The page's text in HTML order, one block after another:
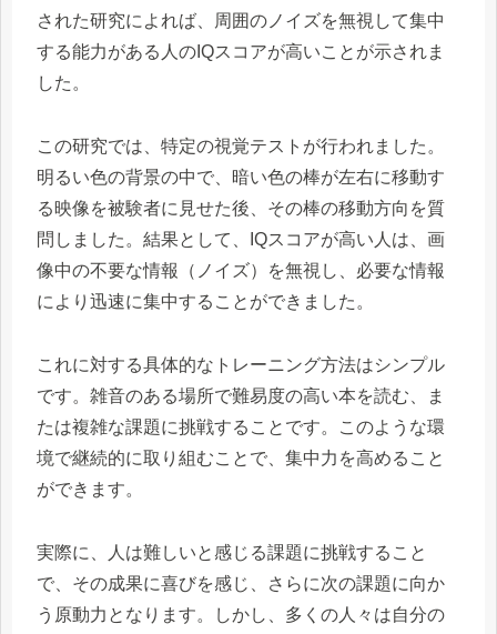
された研究によれば、周囲のノイズを無視して集中
する能力がある人のIQスコアが高いことが示されま
した。
この研究では、特定の視覚テストが行われました。
明るい色の背景の中で、暗い色の棒が左右に移動す
る映像を被験者に見せた後、その棒の移動方向を質
問しました。結果として、IQスコアが高い人は、画
像中の不要な情報（ノイズ）を無視し、必要な情報
により迅速に集中することができました。
これに対する具体的なトレーニング方法はシンプル
です。雑音のある場所で難易度の高い本を読む、ま
たは複雑な課題に挑戦することです。このような環
境で継続的に取り組むことで、集中力を高めること
ができます。
実際に、人は難しいと感じる課題に挑戦すること
で、その成果に喜びを感じ、さらに次の課題に向か
う原動力となります。しかし、多くの人々は自分の